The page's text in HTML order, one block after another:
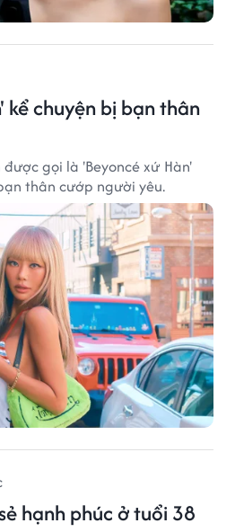
kể chuyện bị bạn thân
gọi là 'Beyoncé xứ Hàn'
thân cướp người yêu.
hạnh phúc ở tuổi 38